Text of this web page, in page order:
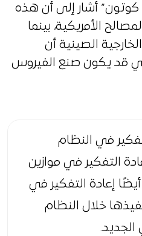
كوتون” أشار إلى أن هذه
الأمريكية، بينما
الصينية أن
قد يكون صنع الفيروس
في النظام
التفكير في موازين
إعادة التفكير في
خلال النظام
الجديد.